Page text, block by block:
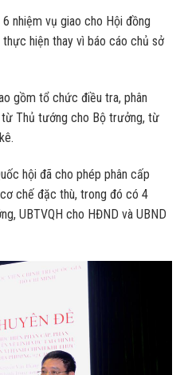
nhiệm vụ giao cho Hội đồng
hiện thay vì báo cáo chủ sở
gồm tổ chức điều tra, phân
Thủ tướng cho Bộ trưởng, từ
hội đã cho phép phân cấp
chế đặc thù, trong đó có 4
UBTVQH cho HĐND và UBND